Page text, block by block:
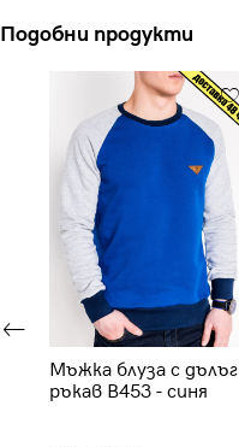
Подобни продукти
Мъжка блуза с дълъг
ръкав B453 - синя